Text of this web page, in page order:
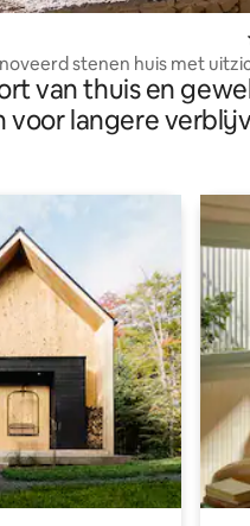
stenen huis met
van thuis en
voor langere